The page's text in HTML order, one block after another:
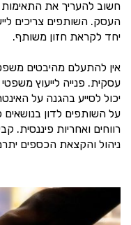
חשוב להעריך את התאימות
העסק. השותפים צריכים
יחד לקראת חזון משותף.
אין להתעלם מהיבטים
עסקית. פנייה לייעוץ
יכול לסייע בהגנה על
על השותפים לדון בנושאים
רווחים ואחריות פיננסית.
ניהול והקצאת הכספים